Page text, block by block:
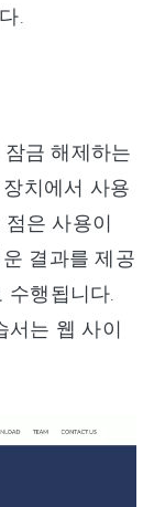
.
금 해제하는
치에서 사용
은 사용이
결과를 제공
행됩니다.
서는 웹 사이